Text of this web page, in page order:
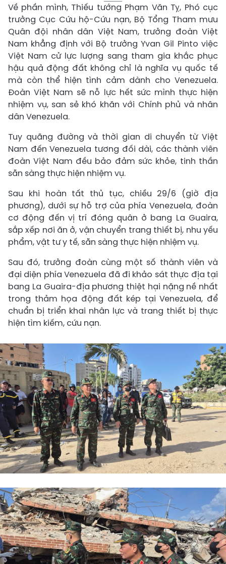
Về phần mình, Thiếu tướng Phạm Văn Tỵ, Phó cục
trưởng Cục Cứu hộ-Cứu nạn, Bộ Tổng Tham mưu
Quân đội nhân dân Việt Nam, trưởng đoàn Việt
Nam khẳng định với Bộ trưởng Yvan Gil Pinto việc
Việt Nam cử lực lượng sang tham gia khắc phục
hậu quả động đất không chỉ là nghĩa vụ quốc tế
mà còn thể hiện tình cảm dành cho Venezuela.
Đoàn Việt Nam sẽ nỗ lực hết sức mình thực hiện
nhiệm vụ, san sẻ khó khăn với Chính phủ và nhân
dân Venezuela.
Tuy quãng đường và thời gian di chuyển từ Việt
Nam đến Venezuela tương đối dài, các thành viên
đoàn Việt Nam đều bảo đảm sức khỏe, tinh thần
sẵn sàng thực hiện nhiệm vụ.
Sau khi hoàn tất thủ tục, chiều 29/6 (giờ địa
phương), dưới sự hỗ trợ của phía Venezuela, đoàn
cơ động đến vị trí đóng quân ở bang La Guaira,
sắp xếp nơi ăn ở, vận chuyển trang thiết bị, nhu yếu
phẩm, vật tư y tế, sẵn sàng thực hiện nhiệm vụ.
Sau đó, trưởng đoàn cùng một số thành viên và
đại diện phía Venezuela đã đi khảo sát thực địa tại
bang La Guaira-địa phương thiệt hại nặng nề nhất
trong thảm họa động đất kép tại Venezuela, để
chuẩn bị triển khai nhân lực và trang thiết bị thực
hiện tìm kiếm, cứu nạn.